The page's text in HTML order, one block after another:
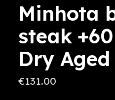
Minhota
steak
Dry
€131.00